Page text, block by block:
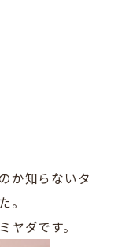
か知らないタ
。
ダです。